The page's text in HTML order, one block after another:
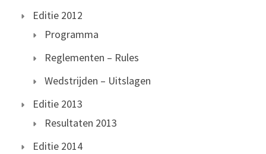
Editie 2012
Programma
Reglementen – Rules
Wedstrijden – Uitslagen
Editie 2013
Resultaten 2013
Editie 2014